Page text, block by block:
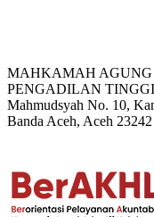
MAHKAMAH AGUNG
PENGADILAN
Mahmudsyah No. 10,
Banda Aceh, Aceh 23242